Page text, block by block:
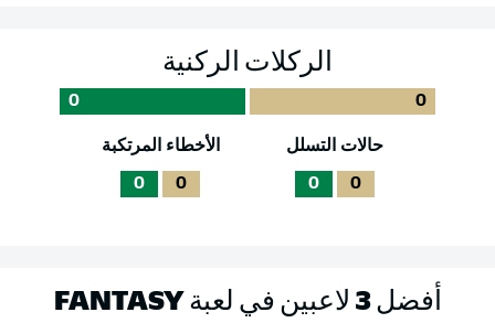
الركلات الركنية
0
0
حالات التسلل
0
0
الأخطاء المرتكبة
0
0
أفضل 3 لاعبين في لعبة FANTASY